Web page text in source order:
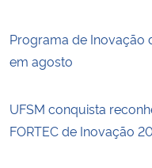
Programa de Inovação
em agosto
UFSM conquista
FORTEC de Inovação